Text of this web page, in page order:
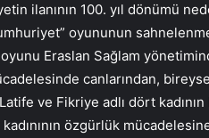
ilanının 100. yıl dönümü
oyununun
oyunu Eraslan Sağlam
canlarından,
ve Fikriye adlı dört
özgürlük